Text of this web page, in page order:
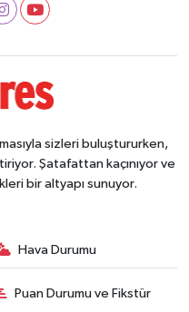
sizleri buluştururken,
Şatafattan kaçınıyor ve
bir altyapı sunuyor.
Hava Durumu
Puan Durumu ve Fikstür